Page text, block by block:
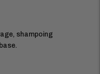
shampoing